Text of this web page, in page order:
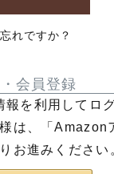
れですか？
会員登録
を利用してロ
は、「Amazon
お進みください